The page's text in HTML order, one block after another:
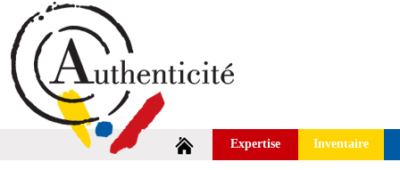
Expertise Inventaire